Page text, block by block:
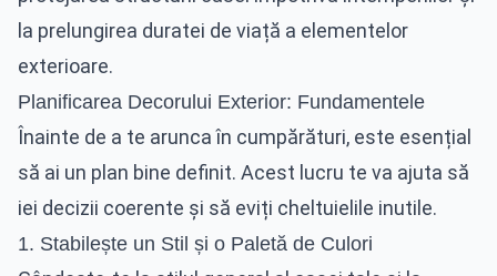
la prelungirea duratei de viață a elementelor
exterioare.
Planificarea Decorului Exterior: Fundamentele
Înainte de a te arunca în cumpărături, este esențial
să ai un plan bine definit. Acest lucru te va ajuta să
iei decizii coerente și să eviți cheltuielile inutile.
1. Stabilește un Stil și o Paletă de Culori